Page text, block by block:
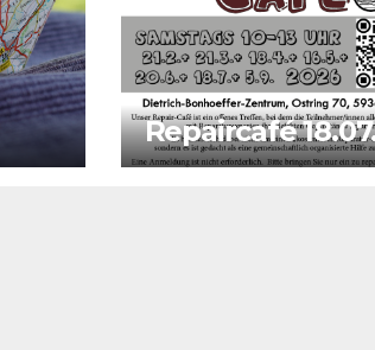
Repaircafé